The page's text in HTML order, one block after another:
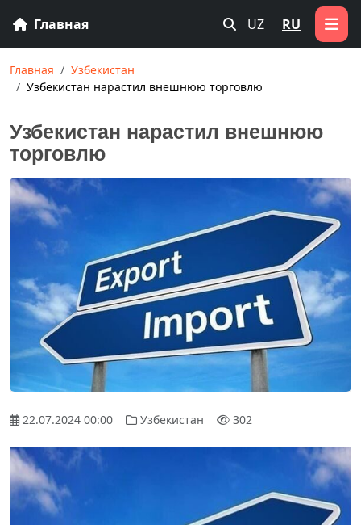
Главная UZ RU
Главная
Узбекистан
Узбекистан нарастил внешнюю торговлю
Узбекистан нарастил внешнюю
торговлю
22.07.2024 00:00 Узбекистан 302